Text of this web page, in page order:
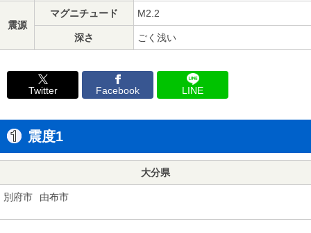
震源
マグニチュード M2.2
深さ ごく浅い
Twitter Facebook LINE
震度1
大分県
別府市 由布市